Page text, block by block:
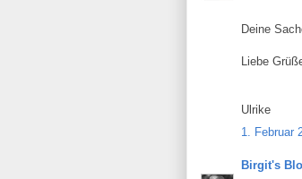
Deine
Liebe
Ulrike
1. Februar
Birgit's